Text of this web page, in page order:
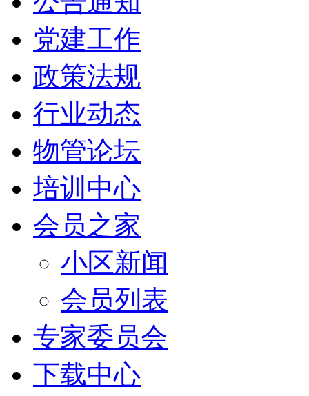
党建工作
政策法规
行业动态
物管论坛
培训中心
会员之家
小区新闻
会员列表
专家委员会
下载中心